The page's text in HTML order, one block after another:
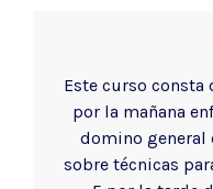
Este curso consta
por la mañana
domino general
sobre técnicas